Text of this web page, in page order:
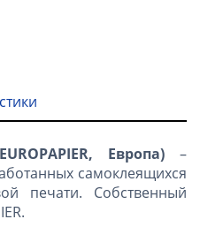
EUROPAPIER, Европа)–
самоклеящихся
печати. Собственный